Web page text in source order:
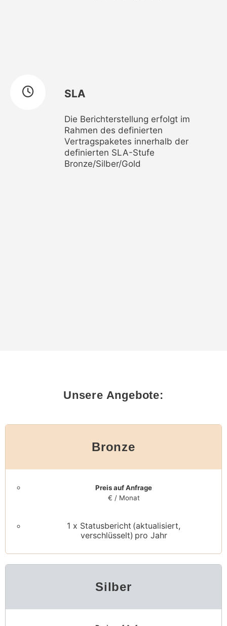
SLA
Die Berichterstellung erfolgt im
Rahmen des definierten
Vertragspaketes innerhalb der
definierten SLA-Stufe
Bronze/Silber/Gold
Unsere Angebote:
Bronze
Preis auf Anfrage
€ / Monat
1 x Statusbericht (aktualisiert,
verschlüsselt) pro Jahr
Silber